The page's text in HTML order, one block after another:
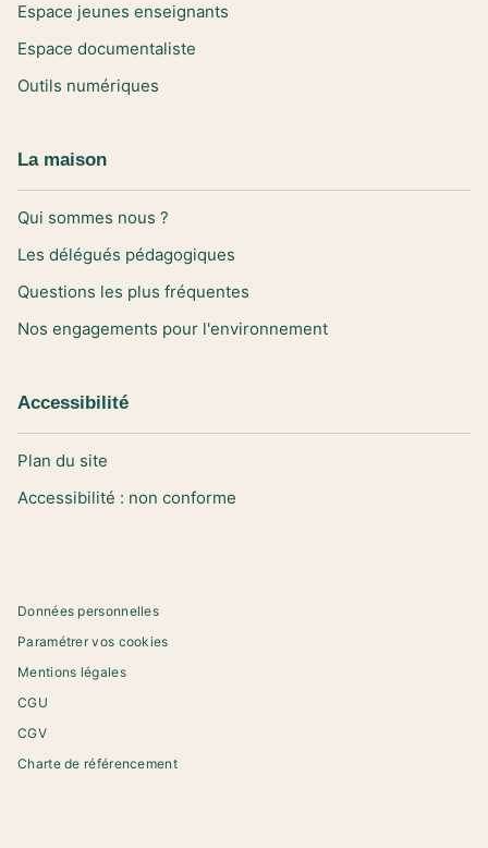
Espace jeunes enseignants
Espace documentaliste
Outils numériques
La maison
Qui sommes nous ?
Les délégués pédagogiques
Questions les plus fréquentes
Nos engagements pour l'environnement
Accessibilité
Plan du site
Accessibilité : non conforme
Données personnelles
Paramétrer vos cookies
Mentions légales
CGU
CGV
Charte de référencement